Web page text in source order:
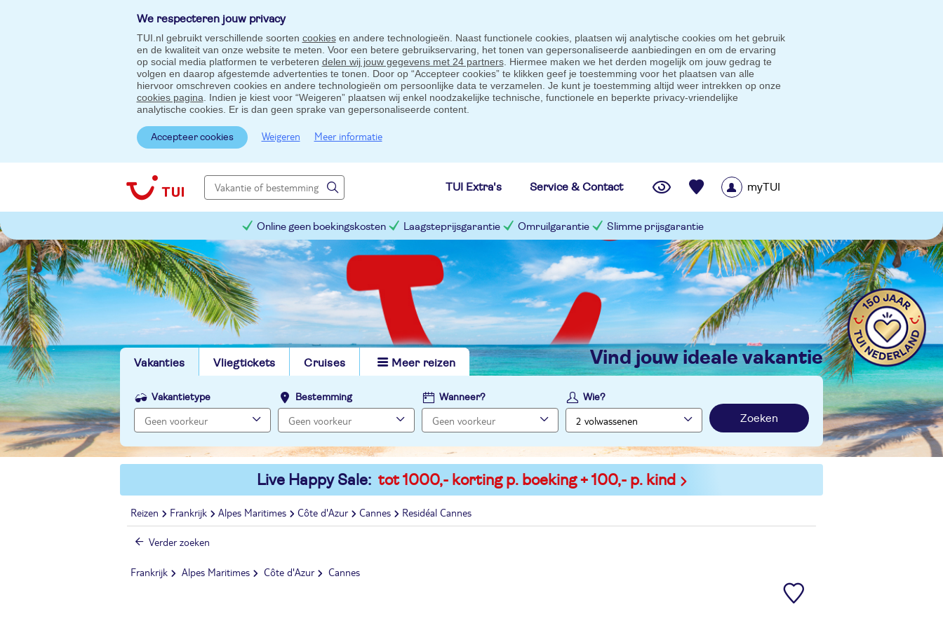
We respecteren jouw privacy
TUI.nl gebruikt verschillende soorten cookiesen andere technologieën. Naast functionele cookies, plaatsen wij analytische cookies om het gebruik
en de kwaliteit van onze website te meten. Voor een betere gebruikservaring, het tonen van gepersonaliseerde aanbiedingen en om de ervaring
op social media platformen te verbeteren delen wij jouw gegevens met 24 partners. Hiermee maken we het derden mogelijk om jouw gedrag te
volgen en daarop afgestemde advertenties te tonen. Door op “Accepteer cookies” te klikken geef je toestemming voor het plaatsen van alle
hiervoor omschreven cookies en andere technologieën om persoonlijke data te verzamelen. Je kunt je toestemming altijd weer intrekken op onze
cookies pagina . Indien je kiest voor “Weigeren” plaatsen wij enkel noodzakelijke technische, functionele en beperkte privacy-vriendelijke
analytische cookies. Er is dan geen sprake van gepersonaliseerde content.
Accepteer cookies Weigeren Meer informatie
TUI Extra's Service & Contact myTUI
Online geen boekingskosten Laagsteprijsgarantie Omruilgarantie Slimme prijsgarantie
Vakanties Vliegtickets Cruises Meer reizen vind jouw ideale vakantie
Vakantietype Bestemming Wanneer? Wie?
Zoeken
Live Happy Sale: tot 1000,- korting p. boeking + 100,- p. kind
Reizen Frankrijk Alpes Maritimes Côte d'Azur Cannes Residéal Cannes
Verder zoeken
Frankrijk Alpes Maritimes Côte d'Azur Cannes